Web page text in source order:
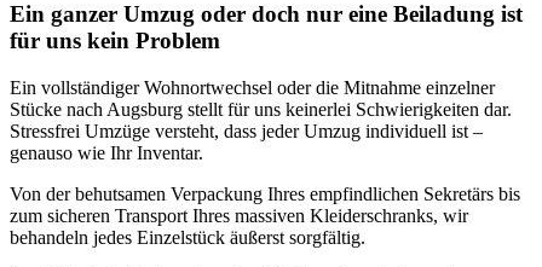
Ein ganzer Umzug oder doch nur eine Beiladung ist
für uns kein Problem
Ein vollständiger Wohnortwechsel oder die Mitnahme einzelner
Stücke nach Augsburg stellt für uns keinerlei Schwierigkeiten dar.
Stressfrei Umzüge versteht, dass jeder Umzug individuell ist –
genauso wie Ihr Inventar.
Von der behutsamen Verpackung Ihres empfindlichen Sekretärs bis
zum sicheren Transport Ihres massiven Kleiderschranks, wir
behandeln jedes Einzelstück äußerst sorgfältig.